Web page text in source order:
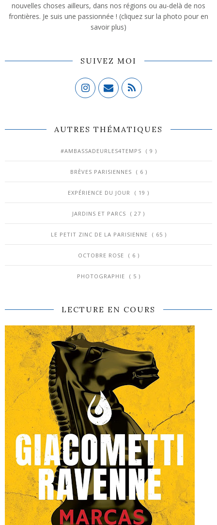
nouvelles choses ailleurs, dans nos régions ou au-delà de nos
frontières. Je suis une passionnée ! (cliquez sur la photo pour en
savoir plus)
SUIVEZ MOI
AUTRES THÉMATIQUES
#AMBASSADEURLES4TEMPS ( 9 )
BRÈVES PARISIENNES ( 6 )
EXPÉRIENCE DU JOUR ( 19 )
JARDINS ET PARCS ( 27 )
LE PETIT ZINC DE LA PARISIENNE ( 65 )
OCTOBRE ROSE ( 6 )
PHOTOGRAPHIE ( 5 )
LECTURE EN COURS